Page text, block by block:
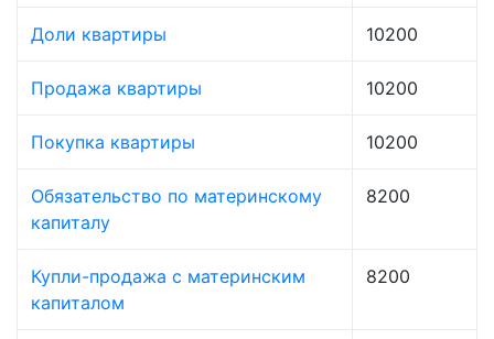
Доли квартиры 10200
Продажа квартиры 10200
Покупка квартиры 10200
Обязательство по материнскому
капиталу
8200
Купли-продажа с материнским
капиталом
8200